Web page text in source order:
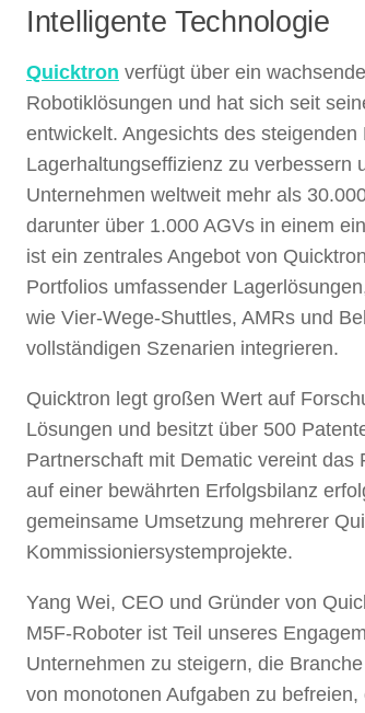
Intelligente Technologie
Quicktron verfügt über ein
Robotiklösungen und hat sich seit
entwickelt. Angesichts des
Lagerhaltungseffizienz zu verbessern
Unternehmen weltweit mehr als
darunter über 1.000 AGVs in einem
ist ein zentrales Angebot von
Portfolios umfassender
wie Vier-Wege-Shuttles, AMRs und
vollständigen Szenarien integrieren.
Quicktron legt großen Wert auf
Lösungen und besitzt über 500
Partnerschaft mit Dematic vereint
auf einer bewährten Erfolgsbilanz
gemeinsame Umsetzung mehrerer
Kommissioniersystemprojekte.
Yang Wei, CEO und Gründer von
M5F-Roboter ist Teil unseres
Unternehmen zu steigern, die
von monotonen Aufgaben zu